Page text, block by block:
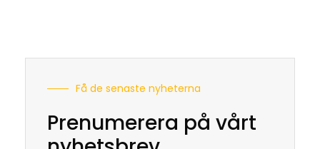
Få de senaste nyheterna
Prenumerera på vårt